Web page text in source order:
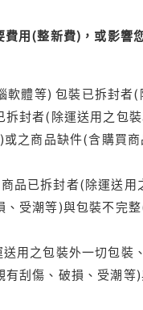
用(整新費)，或影響
體等) 包裝已拆封者(
封者(除運送用之包裝
之商品缺件(含購買
品已拆封者(除運送用
受潮等)與包裝不完
用之包裝外一切包裝
刮傷、破損、受潮